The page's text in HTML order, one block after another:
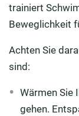
trainiert
Beweglichkeit
Achten Sie
sind:
Wärmen Sie
gehen.